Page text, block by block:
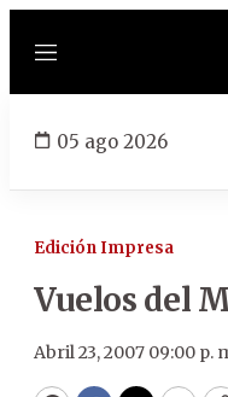
Menú
05 ago 2026
Edición Impresa
Vuelos del
Abril 23, 2007 09:00 p.